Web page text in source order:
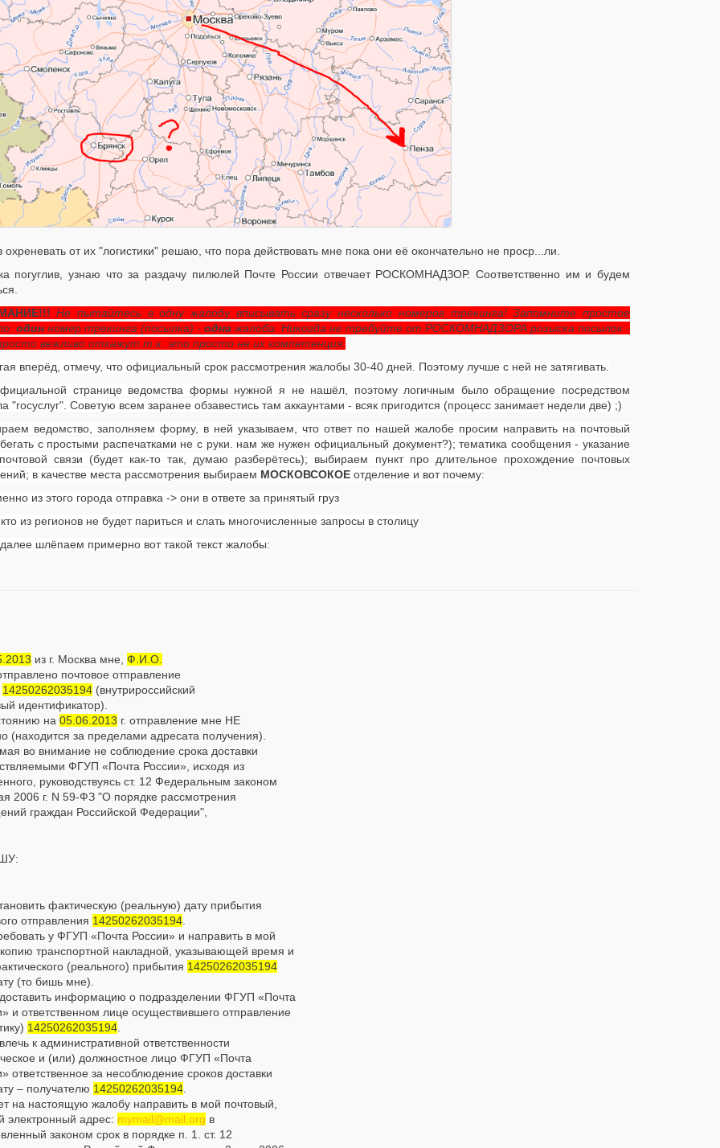
охреневать от их "логистики" решаю, что пора действовать мне пока они её окончательно не проср...ли.
погуглив, узнаю что за раздачу пилюлей Почте России отвечает РОСКОМНАДЗОР. Соответственно им и будем
Не пытайтесь в одну жалобу вписывать сразу несколько номеров трекинга! Запомните простое
одинномер трекинга (посылка) - однажалоба. Никогда не требуйте от РОСКОМНАДЗОРА розыска посылок -
вежливо откажут т.к. это просто не их компетенция.
вперёд, отмечу, что официальный срок рассмотрения жалобы 30-40 дней. Поэтому лучше с ней не затягивать.
странице ведомства формы нужной я не нашёл, поэтому логичным было обращение посредством
"госуслуг". Советую всем заранее обзавестись там аккаунтами - всяк пригодится (процесс занимает недели две) ;)
ведомство, заполняем форму, в ней указываем, что ответ по нашей жалобе просим направить на почтовый
с простыми распечатками не с руки. нам же нужен официальный документ?); тематика сообщения - указание
связи (будет как-то так, думаю разберётесь); выбираем пункт про длительное прохождение почтовых
в качестве места рассмотрения выбираем МОСКОВСОКОЕотделение и вот почему:
из этого города отправка -> они в ответе за принятый груз
из регионов не будет париться и слать многочисленные запросы в столицу
шлёпаем примерно вот такой текст жалобы:
из г. Москва мне, Ф.И.О.
почтовое отправление
14250262035194(внутрироссийский
идентификатор).
на 05.06.2013 г. отправление мне НЕ
(находится за пределами адресата получения).
во внимание не соблюдение срока доставки
ФГУП «Почта России», исходя из
руководствуясь ст. 12 Федеральным законом
2006 г. N 59-ФЗ "О порядке рассмотрения
граждан Российской Федерации",
фактическую (реальную) дату прибытия
отправления 14250262035194.
у ФГУП «Почта России» и направить в мой
транспортной накладной, указывающей время и
(реального) прибытия 14250262035194
(то бишь мне).
информацию о подразделении ФГУП «Почта
и ответственном лице осуществившего отправление
14250262035194.
к административной ответственности
и (или) должностное лицо ФГУП «Почта
ответственное за несоблюдение сроков доставки
– получателю 14250262035194.
на настоящую жалобу направить в мой почтовый,
электронный адрес: mymail@mail.org в
законом срок в порядке п. 1. ст. 12